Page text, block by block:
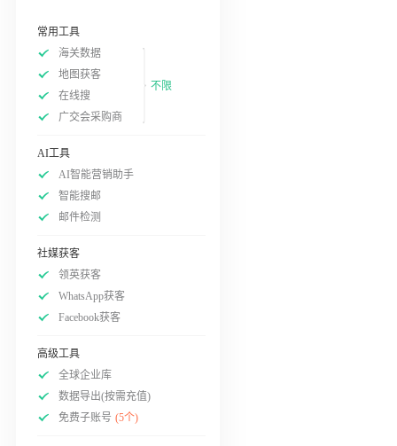
常用工具
海关数据
地图获客
在线搜
广交会采购商
不限
AI工具
AI智能营销助手
智能搜邮
邮件检测
社媒获客
领英获客
WhatsApp获客
Facebook获客
高级工具
全球企业库
数据导出(按需充值)
免费子账号 (5个)